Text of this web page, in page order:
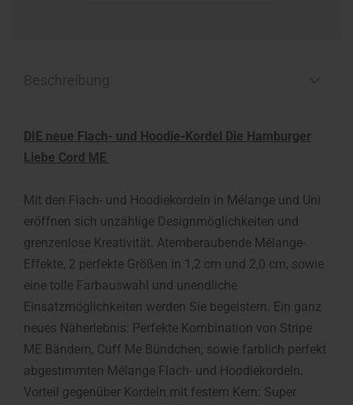
DIE neue Flach- und Hoodie-Kordel Die Hamburger
Liebe Cord ME
Mit den Flach- und Hoodiekordeln in Mélange und Uni
eröffnen sich unzählige Designmöglichkeiten und
grenzenlose Kreativität. Atemberaubende Mélange-
Effekte, 2 perfekte Größen in 1,2 cm und 2,0 cm, sowie
eine tolle Farbauswahl und unendliche
Einsatzmöglichkeiten werden Sie begeistern. Ein ganz
neues Näherlebnis: Perfekte Kombination von Stripe
ME Bändern, Cuff Me Bündchen, sowie farblich perfekt
abgestimmten Mélange Flach- und Hoodiekordeln.
Vorteil gegenüber Kordeln mit festem Kern: Super